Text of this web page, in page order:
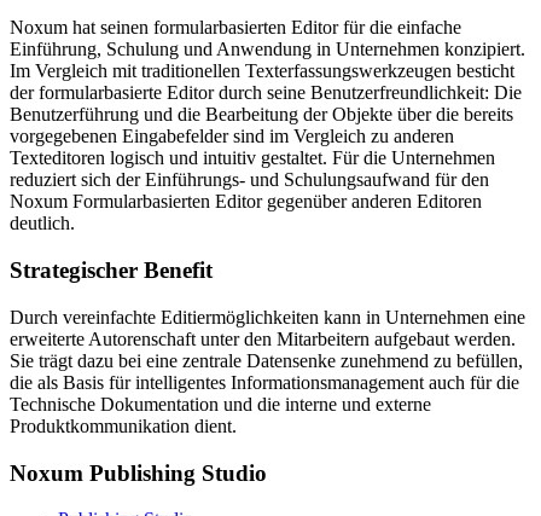
Noxum hat seinen formularbasierten Editor für die einfache
Einführung, Schulung und Anwendung in Unternehmen konzipiert.
Im Vergleich mit traditionellen Texterfassungswerkzeugen besticht
der formularbasierte Editor durch seine Benutzerfreundlichkeit: Die
Benutzerführung und die Bearbeitung der Objekte über die bereits
vorgegebenen Eingabefelder sind im Vergleich zu anderen
Texteditoren logisch und intuitiv gestaltet. Für die Unternehmen
reduziert sich der Einführungs- und Schulungsaufwand für den
Noxum Formularbasierten Editor gegenüber anderen Editoren
deutlich.
Strategischer Benefit
Durch vereinfachte Editiermöglichkeiten kann in Unternehmen eine
erweiterte Autorenschaft unter den Mitarbeitern aufgebaut werden.
Sie trägt dazu bei eine zentrale Datensenke zunehmend zu befüllen,
die als Basis für intelligentes Informationsmanagement auch für die
Technische Dokumentation und die interne und externe
Produktkommunikation dient.
Noxum Publishing Studio